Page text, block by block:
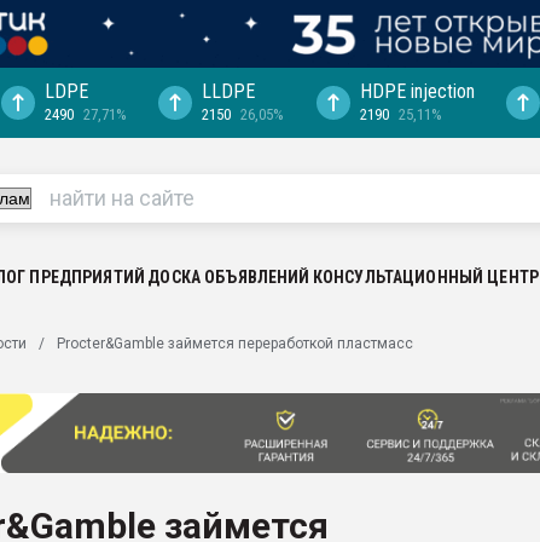
выходит на
рынке
LDPE
2490 27,71%
LLDPE
2150 26,05%
HDPE injection
2190 25,11%
ПРЕДПРИЯТИЙ ДОСКА ОБЪЯВЛЕНИЙ КОНСУЛЬТАЦИОННЫЙ ЦЕНТР
Procter&Gamble займется переработкой пластмасс
займется